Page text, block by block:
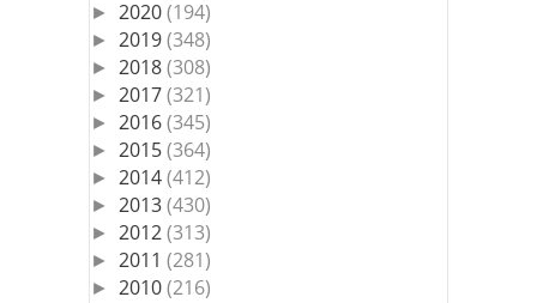
► 2020(194)
► 2019(348)
► 2018(308)
► 2017(321)
► 2016(345)
► 2015(364)
► 2014(412)
► 2013(430)
► 2012(313)
► 2011 (281)
► 2010(216)